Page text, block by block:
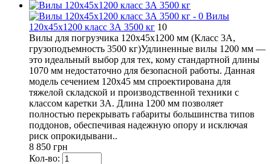
Вилы
120х45х1200 класс 3А 3500 кг 10
Вилы для погрузчика 120х45х1200 мм (Класс 3А,
грузоподъемность 3500 кг)Удлиненные вилы 1200 мм —
это идеальный выбор для тех, кому стандартной длины
1070 мм недостаточно для безопасной работы. Данная
модель сечением 120х45 мм спроектирована для
тяжелой складской и производственной техники с
классом каретки 3А. Длина 1200 мм позволяет
полностью перекрывать габариты большинства типов
поддонов, обеспечивая надежную опору и исключая
риск опрокидывани..
8 850 грн
Кол-во: